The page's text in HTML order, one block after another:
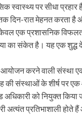
स्वास्थ्य पर सीधा प्रहार
दिन-रात मेहनत करता है
केवल एक प्रशासनिक
का संकेत है। यह एक शुद्ध
आयोजन करने वाली संस्था
की संस्थाओं के शीर्ष पर
को नियुक्त किया
अत्यंत प्रतिभाशाली होते